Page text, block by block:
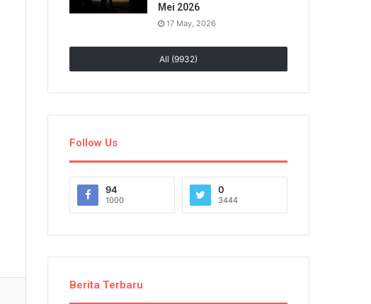
Mei 2026
17 May, 2026
All (9932)
Follow Us
94
1000
0
3444
Berita Terbaru